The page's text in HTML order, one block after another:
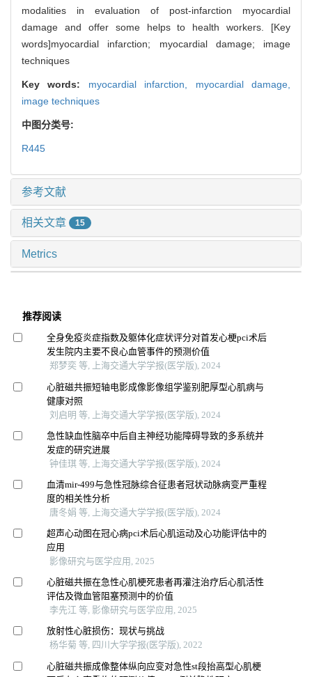
modalities in evaluation of post-infarction myocardial
damage and offer some helps to health workers. [Key
words]myocardial infarction; myocardial damage; image
techniques
Key words: myocardial infarction, myocardial damage,
image techniques
中图分类号:
R445
参考文献
相关文章 15
Metrics
推荐阅读
全身免疫炎症指数及躯体化症状评分对首发心梗pci术后
发生院内主要不良心血管事件的预测价值
郑梦奕 等, 上海交通大学学报(医学版), 2024
心脏磁共振短轴电影成像影像组学鉴别肥厚型心肌病与
健康对照
刘启明 等, 上海交通大学学报(医学版), 2024
急性缺血性脑卒中后自主神经功能障碍导致的多系统并
发症的研究进展
钟佳琪 等, 上海交通大学学报(医学版), 2024
血清mir-499与急性冠脉综合征患者冠状动脉病变严重程
度的相关性分析
唐冬娟 等, 上海交通大学学报(医学版), 2024
超声心动图在冠心病pci术后心肌运动及心功能评估中的
应用
影像研究与医学应用, 2025
心脏磁共振在急性心肌梗死患者再灌注治疗后心肌活性
评估及微血管阻塞预测中的价值
李先江 等, 影像研究与医学应用, 2025
放射性心脏损伤：现状与挑战
杨华菊 等, 四川大学学报(医学版), 2022
心脏磁共振成像整体纵向应变对急性st段抬高型心肌梗